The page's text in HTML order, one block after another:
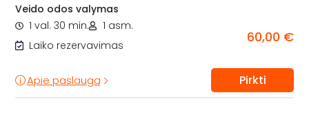
Veido odos valymas
1 val. 30 min.
1 asm.
Laiko rezervavimas
60,00 €
Apie paslaugą Pirkti